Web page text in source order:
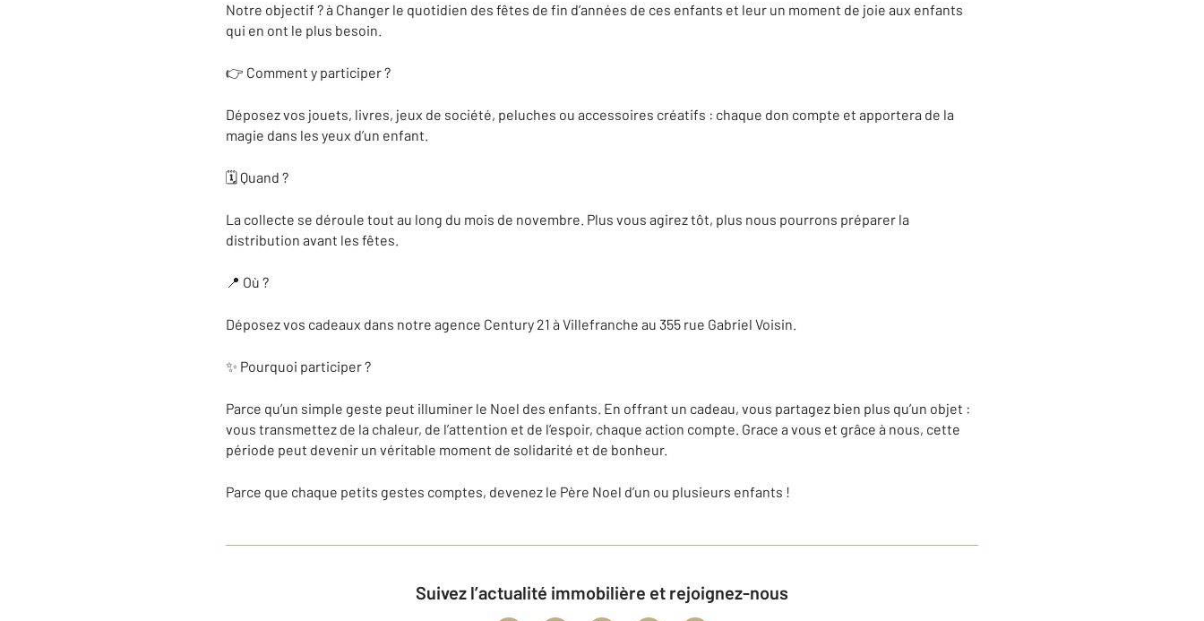
Notre objectif ? à Changer le quotidien des fêtes de fin d’années de ces enfants et leur un moment de joie aux enfants
qui en ont le plus besoin.
👉 Comment y participer ?
Déposez vos jouets, livres, jeux de société, peluches ou accessoires créatifs : chaque don compte et apportera de la
magie dans les yeux d’un enfant.
🗓️ Quand ?
La collecte se déroule tout au long du mois de novembre. Plus vous agirez tôt, plus nous pourrons préparer la
distribution avant les fêtes.
📍 Où ?
Déposez vos cadeaux dans notre agence Century 21 à Villefranche au 355 rue Gabriel Voisin.
✨ Pourquoi participer ?
Parce qu’un simple geste peut illuminer le Noel des enfants. En offrant un cadeau, vous partagez bien plus qu’un objet :
vous transmettez de la chaleur, de l’attention et de l’espoir, chaque action compte. Grace a vous et grâce à nous, cette
période peut devenir un véritable moment de solidarité et de bonheur.
Parce que chaque petits gestes comptes, devenez le Père Noel d’un ou plusieurs enfants !
Suivez l’actualité immobilière et rejoignez-nous